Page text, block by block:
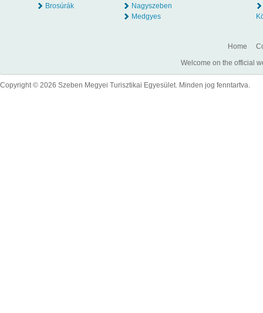
Brosúrák
Nagyszeben
Medgyes
Home
Welcome on the official
Copyright © 2026 Szeben Megyei Turisztikai Egyesület. Minden jog fenntartva.